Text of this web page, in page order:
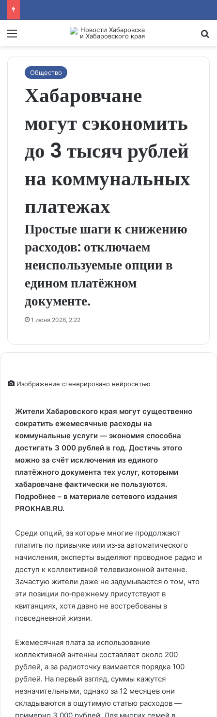
Menu
Общество
Хабаровчане
могут сэкономить
до 3 тысяч рублей
на коммунальных
платежах
Простые шаги к снижению
расходов: отключаем
неиспользуемые опции в
едином платёжном
документе.
1 июня 2026, 2:22
Изображение сгенерировано нейросетью
Жители Хабаровского края могут существенно
сократить ежемесячные расходы на
коммунальные услуги — экономия способна
достигать 3 000 рублей в год. Достичь этого
можно за счёт исключения из единого
платёжного документа тех услуг, которыми
хабаровчане фактически не пользуются.
Подробнее – в материале сетевого издания
PROKHAB.RU.
Среди опций, за которые многие продолжают
платить по привычке или из‑за автоматического
начисления, эксперты выделяют проводное радио и
доступ к коллективной телевизионной антенне.
Зачастую жители даже не задумываются о том, что
эти позиции по‑прежнему присутствуют в
квитанциях, хотя давно не востребованы в
повседневной жизни.
Ежемесячная плата за использование
коллективной антенны составляет около 200
рублей, а за радиоточку взимается порядка 100
рублей. На первый взгляд, суммы кажутся
незначительными, однако за 12 месяцев они
складываются в ощутимую статью расходов —